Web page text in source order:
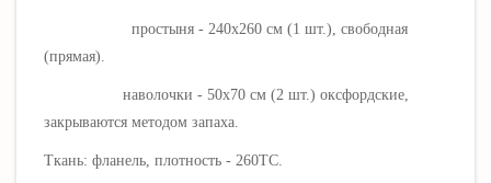
простыня - 240х260 см (1 шт.), свободная
(прямая).
наволочки - 50х70 см (2 шт.) оксфордские,
закрываются методом запаха.
Ткань: фланель, плотность - 260ТС.